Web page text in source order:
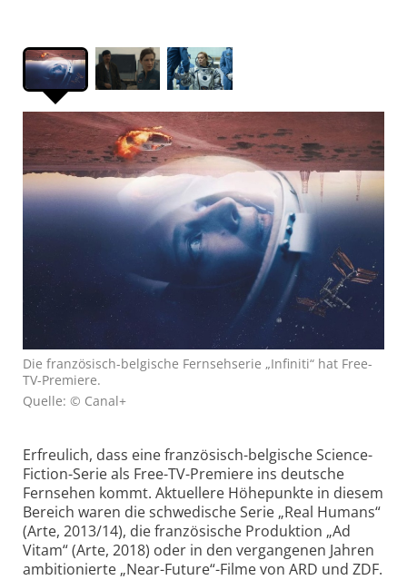
Die französisch-belgische Fernsehserie „Infiniti“ hat Free-
TV-Premiere.
Quelle: © Canal+
Erfreulich, dass eine französisch-belgische Science-
Fiction-Serie als Free-TV-Premiere ins deutsche
Fernsehen kommt. Aktuellere Höhepunkte in diesem
Bereich waren die schwedische Serie „Real Humans“
(Arte, 2013/14), die französische Produktion „Ad
Vitam“ (Arte, 2018) oder in den vergangenen Jahren
ambitionierte „Near-Future“-Filme von ARD und ZDF.